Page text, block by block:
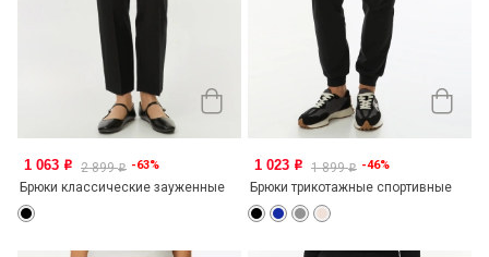
1 063 o 2 899o -63%
Брюки классические зауженные
1 023 o 1 899o -46%
Брюки трикотажные спортивные